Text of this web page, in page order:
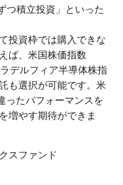
つ積立投資」といった
投資枠では購入できな
ば、米国株価指数
デルフィア半導体株指
も選択が可能です。米
ったパフォーマンスを
増やす期待ができま
スファンド